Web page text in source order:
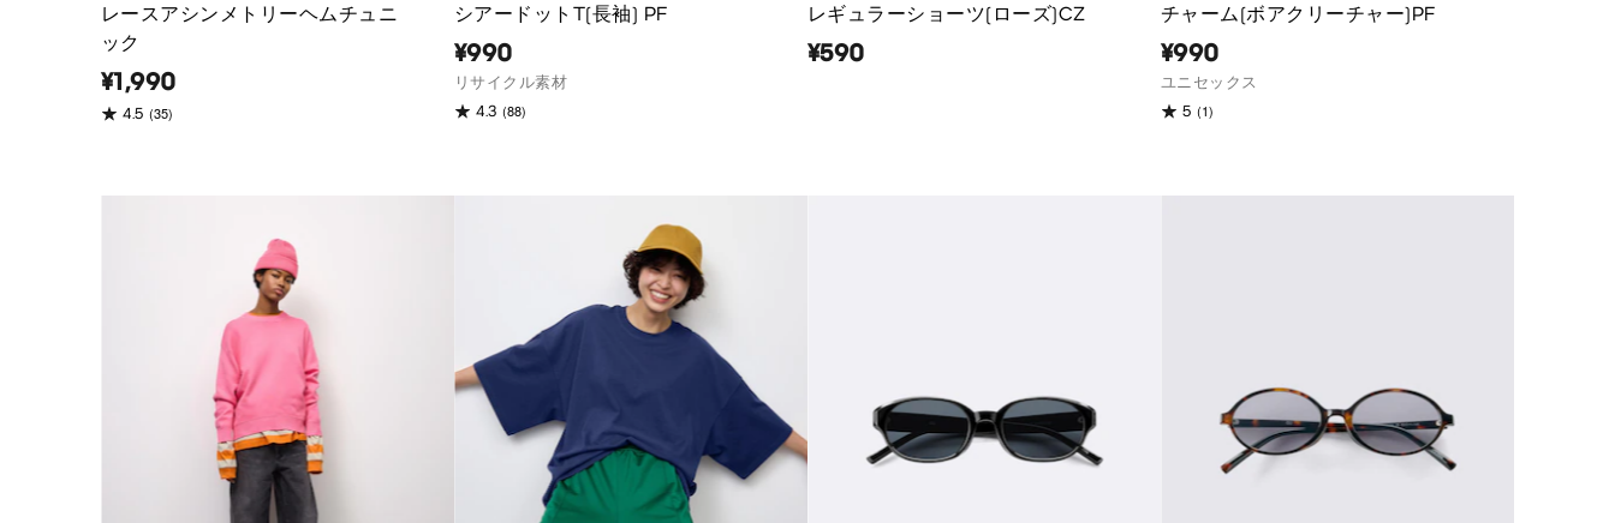
レースアシンメトリーヘムチュニ
ック
¥1,990
4.5 (35)
シアードットT(長袖) PF
¥990
リサイクル素材
4.3 (88)
レギュラーショーツ(ローズ)CZ
¥590
チャーム(ボアクリーチャー)PF
¥990
ユニセックス
5 (1)